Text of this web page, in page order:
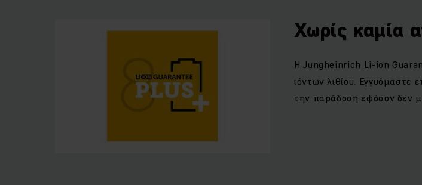
Χωρίς καμία
ΗJungheinrich Li-ion
ιόντων λιθίου.
την παράδοση εφόσον δεν